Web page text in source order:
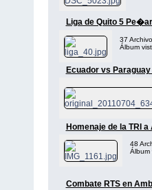
Liga de Quito 5
37
Álbum
Ecuador vs
Homenaje de la TRI
48
Álbum
Combate RTS en